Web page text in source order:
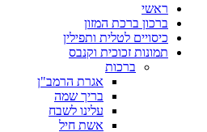
ראשי
ברכון ברכת המזון
כיסויים לטלית ותפילין
תמונות זכוכית וקנבס
ברכות
אגרת הרמב"ן
בריך שמה
עלינו לשבח
אשת חיל